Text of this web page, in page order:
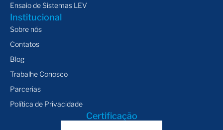
Ensaio de Sistemas LEV
Institucional
Sobre nós
Contatos
Blog
Trabalhe Conosco
Parcerias
Política de Privacidade
Certificação